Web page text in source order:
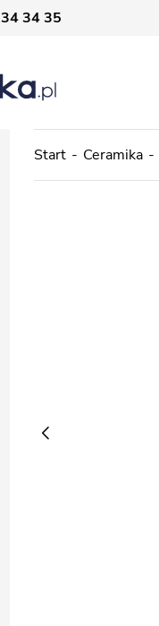
34 35
Start Ceramika